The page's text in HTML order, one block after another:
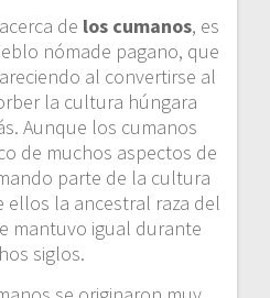
de los cumanos, es
nómade pagano, que
al convertirse al
la cultura húngara
Aunque los cumanos
de muchos aspectos de
parte de la cultura
ellos la ancestral raza del
mantuvo igual durante
siglos.